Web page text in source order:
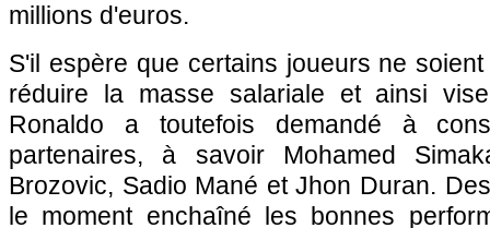
millions d'euros.
S'il espère que certains joueurs ne
réduire la masse salariale et ainsi
Ronaldo a toutefois demandé à
partenaires, à savoir Mohamed
Brozovic, Sadio Mané et Jhon Duran.
le moment enchaîné les bonnes